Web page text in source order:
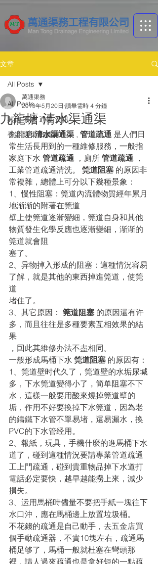
文章
All Posts
其他 香港 通渠 資訊
香港 通渠 ​知識庫
All Posts
九龍塘 清水渠通渠
萬通渠務
2019年5月20日 讀畢需時 4 分鐘
九龍塘 清水渠通渠 , 管道疏通 是人們日
常生活長用到的一種維修服務，一般指
家庭下水 管道疏通 ，廁所 管道疏通 ，
工業管道疏通清洗。 筦道阻塞 的原因非
常複雜，總體上可分以下幾種景象：
1、慢性阻塞：筦道內流體物質經年累月
地渐渐的附著在筦道
壁上使筦道逐漸變細，筦道自身和其他
物質發生化學反應也逐漸變細，渐渐的
筦道就會阻
塞了。
2、异物掉入形成的阻塞：這種情況容易
了解，就是其他的東西掉進筦道，使筦
道
堵住了。
3、其它原因： 筦道阻塞 的原因還有许
多，而且往往是多種要素互相效果的結
果
，囙此其維修办法不盡相同。
一般形成馬桶下水 筦道阻塞 的原因有：
1、筦道壁时代久了，筦道壁的水垢尿堿
多，下水筦道變得小了，简单阻塞不下
水，這樣一般要用酸來燒掉筦道壁的
垢，作用不好要換掉下水筦道，因為老
的鑄鐵下水管不單易堵，還易漏水，換
PVC的下水管经用。
2、報紙，玩具，手機什麼的進馬桶下水
道了，碰到這種情況要請專業管道疏通
工上門疏通，碰到貴重物品掉下水道打
電話必定要快，越早越能撈上來，減少
損失。
3、运用馬桶時儘量不要把手紙一塊往下
水口沖，應在馬桶邊上放置垃圾桶。
不花錢的疏通是自己動手，去五金店買
個手動疏通器，不貴10塊左右，疏通馬
桶足够了，馬桶一般就杜塞在彎頭那
裡，請人過來疏通也是拿好短的一點疏